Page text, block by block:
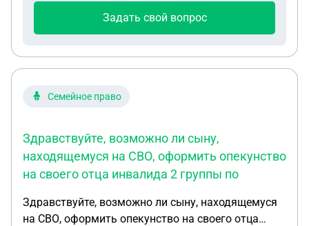
что мне сначала надо отслужить 3 года и только
стороны командования происходит
Задать свой вопрос
Семейное право
Здравствуйте, возможно ли сыну,
находящемуся на СВО, оформить опекунство
на своего отца инвалида 2 группы по
Здравствуйте, возможно ли сыну, находящемуся
на СВО, оформить опекунство на своего отца